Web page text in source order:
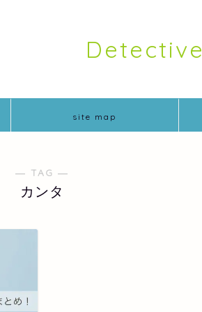
Detective
site map
― TAG ―
カンタ